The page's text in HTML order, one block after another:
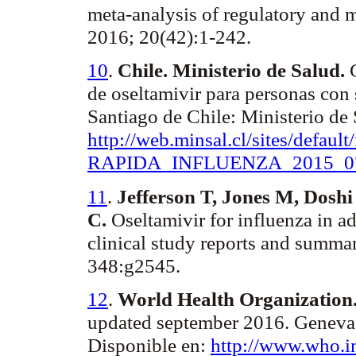
meta-analysis of regulatory and
2016; 20(42):1-242.
10. Chile. Ministerio de Salud.
de oseltamivir para personas
Santiago de Chile: Ministerio
http://web.minsal.cl/sites/
RAPIDA_INFLUENZA
11 . Jefferson T, Jones M,
C. Oseltamivir for influenza in
clinical study reports and
348:g2545.
12. World Health
updated september 2016. Geneva
Disponible en: http://